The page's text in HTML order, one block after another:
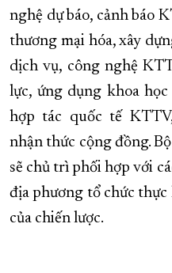
nghệ dự báo, cảnh báo
thương mại hóa, xây
dịch vụ, công nghệ
lực, ứng dụng khoa
hợp tác quốc tế
nhận thức cộng đồng.
sẽ chủ trì phối hợp với
địa phương tổ chức
của chiến lược.